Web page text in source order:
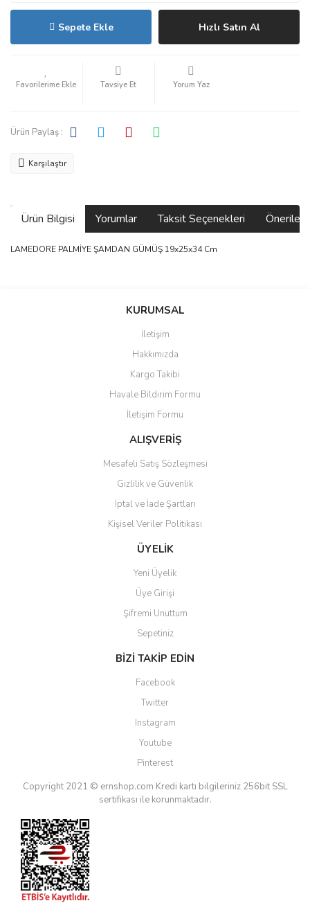
Sepete Ekle Hızlı Satın Al
Tavsiye Et Yorum Yaz
Ürün Paylaş :
Karşılaştır
Ürün Bilgisi Yorumlar Taksit Seçenekleri
LAMEDORE PALMİYE ŞAMDAN GÜMÜŞ 19x25x34 Cm
Bu ürüne ilk yorumu siz yapın!
Ürün resmi kalitesiz, bozuk veya görüntülenemiyor.
Ürün açıklamasında eksik bilgiler bulunuyor.
Ürün bilgilerinde hatalar bulunuyor.
Ürün fiyatı diğer sitelerden daha pahalı.
Bu ürüne benzer farklı alternatifler olmalı.
Gönder
KURUMSAL
İletişim
Hakkımızda
Kargo Takibi
Havale Bildirim Formu
İletişim Formu
ALIŞVERİŞ
Mesafeli Satış Sözleşmesi
Gizlilik ve Güvenlik
İptal ve İade Şartları
Kişisel Veriler Politikası
ÜYELİK
Yeni Üyelik
Üye Girişi
Şifremi Unuttum
Sepetiniz
BİZİ TAKİP EDİN
Facebook
Twitter
Instagram
Youtube
Pinterest
Copyright 2021 © ernshop.com Kredi kartı bilgileriniz 256bit SSL
sertifikası ile korunmaktadır.